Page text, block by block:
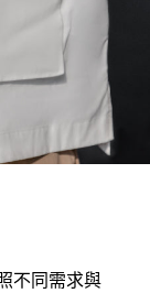
不同需求與